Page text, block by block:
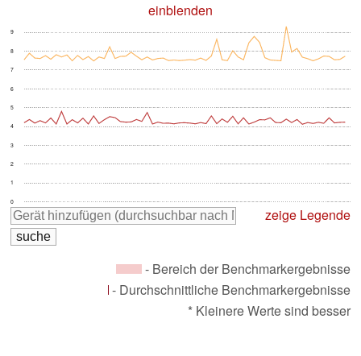
einblenden
0
1
2
3
4
5
6
7
8
9
zeige Legende
- Bereich der Benchmarkergebnisse
- Durchschnittliche Benchmarkergebnisse
* Kleinere Werte sind besser